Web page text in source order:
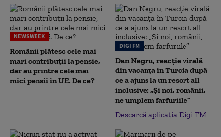
NEWSWEEK
Românii plătesc cele mai
mari contribuții la pensie,
dar au printre cele mai
mici pensii în UE. De ce?
DIGI FM
Dan Negru, reacție virală
din vacanța în Turcia după
ce a ajuns la un resort all
inclusive: „Și noi, românii,
ne umplem farfuriile”
Descarcă aplicația Digi FM